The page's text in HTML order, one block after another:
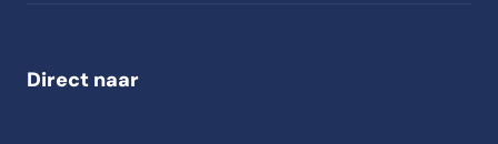
Direct naar